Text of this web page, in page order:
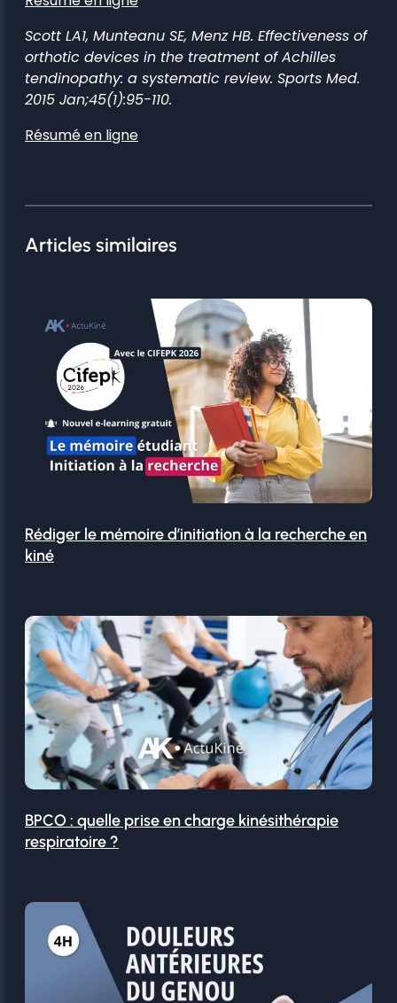
Scott LA1, Munteanu SE, Menz HB. Effectiveness of
orthotic devices in the treatment of Achilles
tendinopathy: a systematic review. Sports Med.
2015 Jan;45(1):95-110.
Résumé en ligne
Articles similaires
Rédiger le mémoire d’initiation à la recherche en
kiné
BPCO : quelle prise en charge kinésithérapie
respiratoire ?